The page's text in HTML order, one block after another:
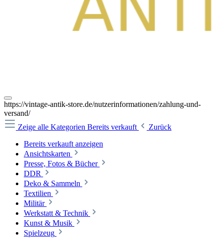
https://vintage-antik-store.de/nutzerinformationen/zahlung-und-
versand/
Zeige alle Kategorien Bereits verkauft
Zurück
Bereits verkauft anzeigen
Ansichtskarten
Presse, Fotos & Bücher
DDR
Deko & Sammeln
Textilien
Militär
Werkstatt & Technik
Kunst & Musik
Spielzeug